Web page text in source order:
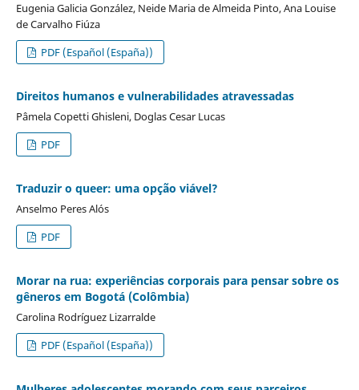
Eugenia Galicia González, Neide Maria de Almeida Pinto, Ana Louise
de Carvalho Fiúza
PDF (Español (España))
Direitos humanos e vulnerabilidades atravessadas
Pâmela Copetti Ghisleni, Doglas Cesar Lucas
PDF
Traduzir o queer: uma opção viável?
Anselmo Peres Alós
PDF
Morar na rua: experiências corporais para pensar sobre os
gêneros em Bogotá (Colômbia)
Carolina Rodríguez Lizarralde
PDF (Español (España))